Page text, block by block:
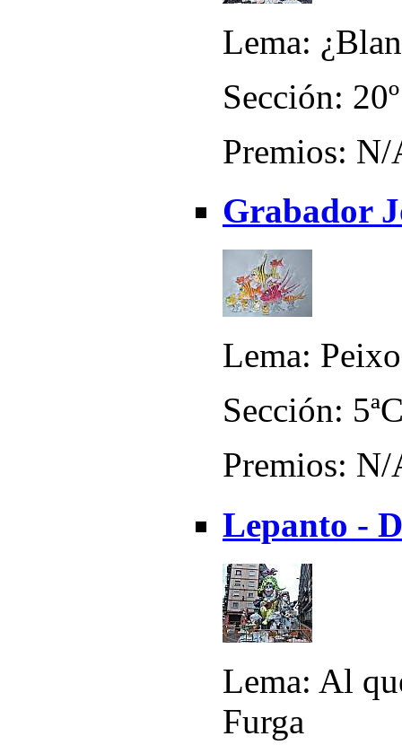
Lema:
Sección: 20º
Premios: N/
Grabador
Lema:
Sección:
Premios: N/
Lepanto -
Lema: Al
Furga